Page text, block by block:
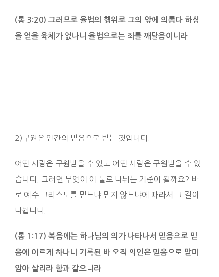
(롬 3:20) 그러므로 율법의 행위로 그의 앞에 의롭다 하심
을 얻을 육체가 없나니 율법으로는 죄를 깨달음이니라
2)구원은 인간의 믿음으로 받는 것입니다.
어떤 사람은 구원받을 수 있고 어떤 사람은 구원받을 수 없
습니다. 그러면 무엇이 이 둘로 나뉘는 기준이 될까요? 바
로 예수 그리스도를 믿느냐 믿지 않느냐에 따라서 그 길이
나뉩니다.
(롬 1:17) 복음에는 하나님의 의가 나타나서 믿음으로 믿
음에 이르게 하나니 기록된 바 오직 의인은 믿음으로 말미
암아 살리라 함과 같으니라